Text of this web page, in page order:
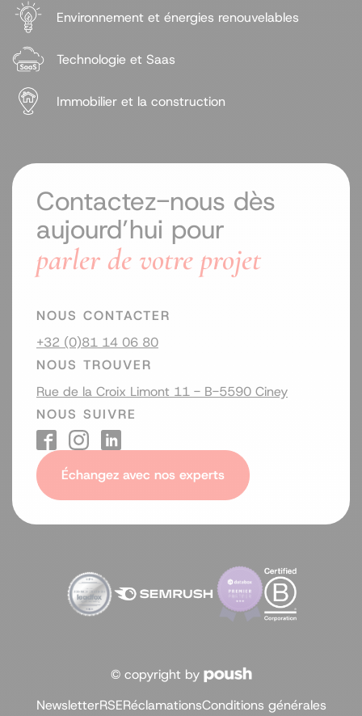
Environnement et énergies renouvelables
Technologie et Saas
Immobilier et la construction
Contactez-nous dès
aujourd’hui pour
parler de votre projet
NOUS CONTACTER
+32 (0)81 14 06 80
NOUS TROUVER
Rue de la Croix Limont 11 - B-5590 Ciney
NOUS SUIVRE
Échangez avec nos experts
© copyright by
NewsletterRSERéclamationsConditions générales